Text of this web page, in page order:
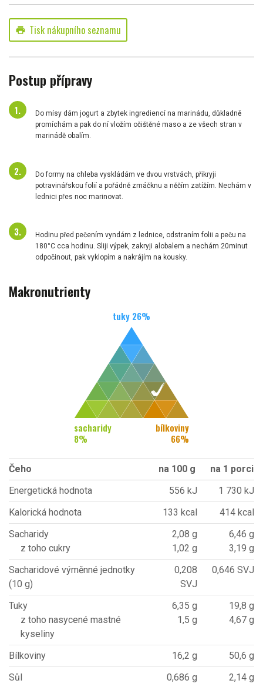
print Tisk nákupního seznamu
Postup přípravy
Do mísy dám jogurt a zbytek ingrediencí na marinádu, důkladně
promíchám a pak do ní vložím očištěné maso a ze všech stran v
marinádě obalím.
Do formy na chleba vyskládám ve dvou vrstvách, přikryji
potravinářskou folií a pořádně zmáčknu a něčím zatížím. Nechám v
lednici přes noc marinovat.
Hodinu před pečením vyndám z lednice, odstraním folii a peču na
180°C cca hodinu. Sliji výpek, zakryji alobalem a nechám 20minut
odpočinout, pak vyklopím a nakrájím na kousky.
Makronutrienty
tuky 26%
sacharidy
8%
bílkoviny
66%
Čeho na 100 g
na 1 porci
Energetická hodnota
556 kJ
1 730 kJ
Kalorická hodnota
133 kcal
414 kcal
Sacharidy
z toho cukry
2,08 g
1,02 g
6,46 g
3,19 g
Sacharidové výměnné jednotky
(10 g)
0,208
SVJ
0,646 SVJ
Tuky
z toho nasycené mastné
kyseliny
6,35 g
1,5 g
19,8 g
4,67 g
Bílkoviny 16,2 g
50,6 g
Sůl
0,686 g 2,14 g